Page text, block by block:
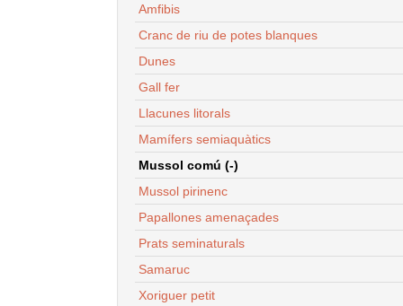
Amfibis
Cranc de riu de potes blanques
Dunes
Gall fer
Llacunes litorals
Mamífers semiaquàtics
Mussol comú (-)
Mussol pirinenc
Papallones amenaçades
Prats seminaturals
Samaruc
Xoriguer petit